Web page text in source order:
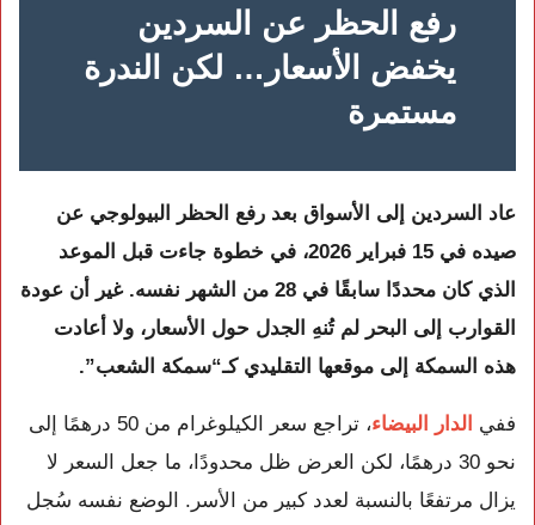
رفع الحظر عن السردين
يخفض الأسعار… لكن الندرة
مستمرة
عاد السردين إلى الأسواق بعد رفع الحظر البيولوجي عن
صيده في 15 فبراير 2026، في خطوة جاءت قبل الموعد
الذي كان محددًا سابقًا في 28 من الشهر نفسه. غير أن عودة
القوارب إلى البحر لم تُنهِ الجدل حول الأسعار، ولا أعادت
هذه السمكة إلى موقعها التقليدي كـ“سمكة الشعب”.
ففي الدار البيضاء
، تراجع سعر الكيلوغرام من 50 درهمًا إلى
نحو 30 درهمًا، لكن العرض ظل محدودًا، ما جعل السعر لا
يزال مرتفعًا بالنسبة لعدد كبير من الأسر. الوضع نفسه سُجل